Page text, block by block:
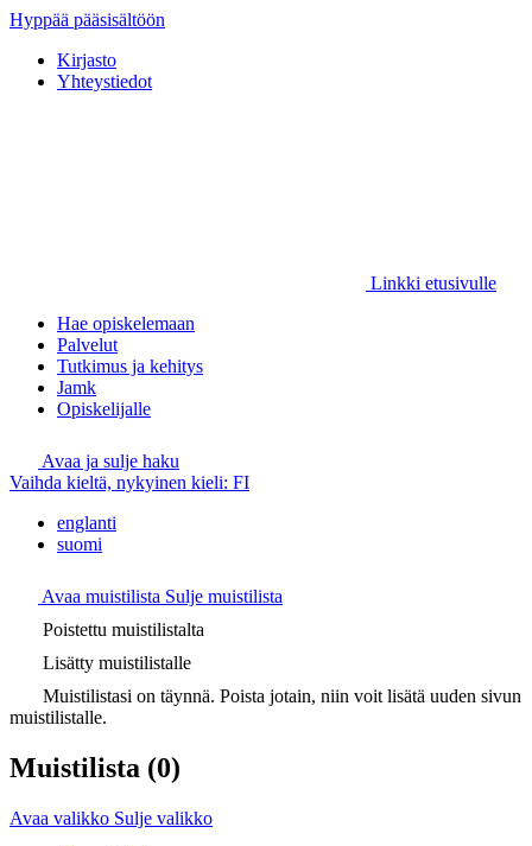
Hyppää pääsisältöön
Kirjasto
Yhteystiedot
Linkki etusivulle
Hae opiskelemaan
Palvelut
Tutkimus ja kehitys
Jamk
Opiskelijalle
Avaa ja sulje haku
Vaihda kieltä, nykyinen kieli: FI
englanti
suomi
Avaa muistilista Sulje muistilista
Poistettu muistilistalta
Lisätty muistilistalle
Muistilistasi on täynnä. Poista jotain, niin voit lisätä uuden sivun
muistilistalle.
Muistilista (0)
Avaa valikko Sulje valikko